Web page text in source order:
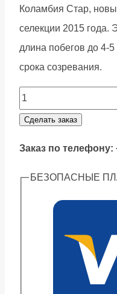
Коламбия Стар,
селекции 2015 года.
длина побегов до 4-
срока созревания.
Ежевика
Коламбия
quantity
Сделать заказ
Заказ по телефону:
БЕЗОПАСНЫЕ